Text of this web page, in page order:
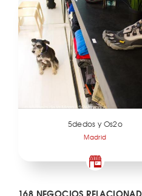
5dedos y Os2o
Madrid